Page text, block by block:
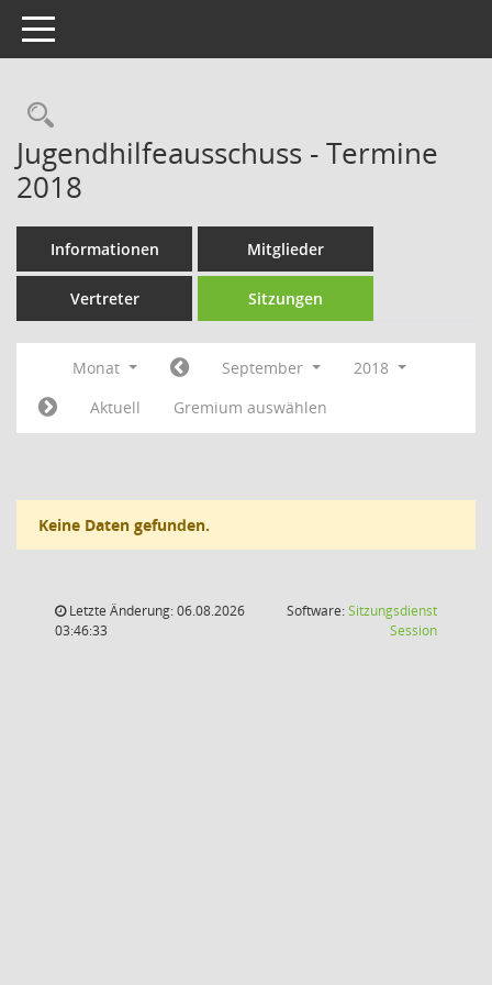
Toggle navigation
Rechercheauswahl
Jugendhilfeausschuss - Termine
2018
Informationen Mitglieder
Vertreter Sitzungen
Monat September
2018
Aktuell
Gremium auswählen
Keine Daten gefunden.
Letzte Änderung: 06.08.2026
03:46:33
Software:Sitzungsdienst
Session(Wird in